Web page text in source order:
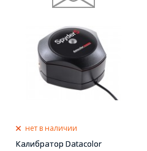
нет в наличии
Калибратор Datacolor